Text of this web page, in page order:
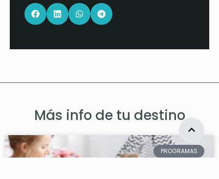
Más info de tu destino
PROGRAMAS